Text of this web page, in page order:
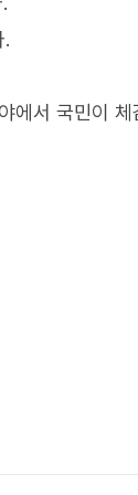
.
에서 국민이